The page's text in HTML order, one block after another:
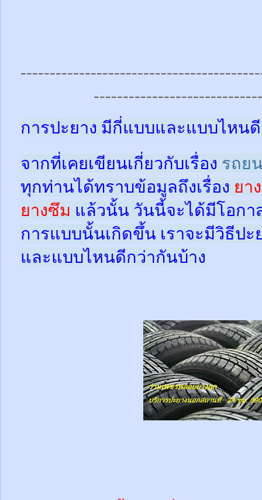
การปะยาง มีกี่แบบและแบบไหน
จากที่เคยเขียนเกี่ยวกับเรื่อง รถย
ทุกท่านได้ทราบข้อมูลถึงเรื่อง ยา
ยางซึม แล้วนั้น วันนี้จะได้มีโอกา
การแบบนั้นเกิดขึ้น เราจะมีวิธีปะ
และแบบไหนดีกว่ากันบ้าง